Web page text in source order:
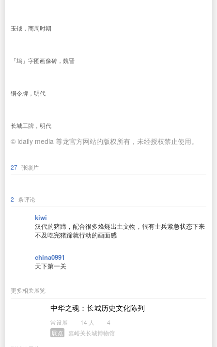
玉钺，商周时期
「坞」字图画像砖，魏晋
铜令牌，明代
长城工牌，明代
© idaily media 尊龙官方网站的版权所有，未经授权禁止使用。
27 张照片
2 条评论
kiwi
汉代的猪蹄，配合很多烽燧出土文物，很有士兵紧急状态下来
不及吃完猪蹄就行动的画面感
china0991
天下第一关
更多相关展览
中华之魂：长城历史文化陈列
常设展 14 人
4
展览
嘉峪关长城博物馆